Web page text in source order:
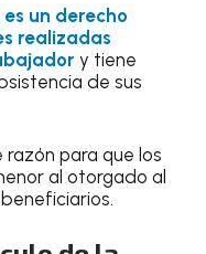
un derecho
realizadas
y tiene
de sus
razón para que los
al otorgado al